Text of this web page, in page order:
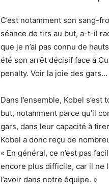
C’est notamment son sang-
séance de tirs au but, a-t-il
que je n’ai pas connu de
été son arrêt décisif face à
penalty. Voir la joie des
Dans l’ensemble, Kobel
but, notamment parce qu’il
gars, dans leur capacité à
Kobel a donc reçu de
« En général, ce n’est pas
encore plus difficile, car il ne
l’avoir dans notre équipe. »